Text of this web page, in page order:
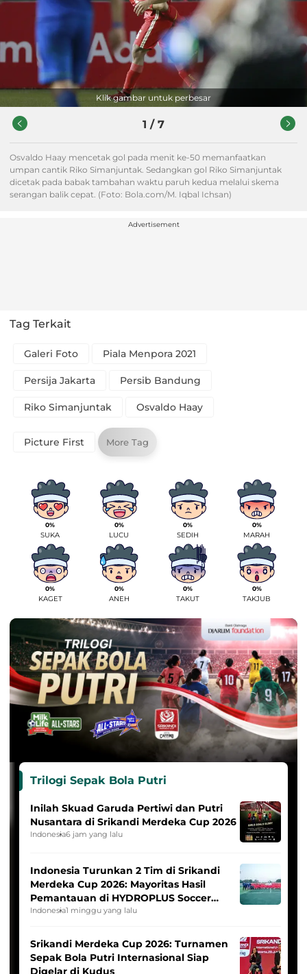
Klik gambar untuk perbesar
1 / 7
Osvaldo Haay mencetak gol pada menit ke-50 memanfaatkan
umpan cantik Riko Simanjuntak. Sedangkan gol Riko Simanjuntak
dicetak pada babak tambahan waktu paruh kedua melalui skema
serangan balik cepat. (Foto: Bola.com/M. Iqbal Ichsan)
Tag Terkait
Galeri Foto Piala Menpora 2021
Persija Jakarta Persib Bandung
Riko Simanjuntak Osvaldo Haay
Picture First More Tag
0%
SUKA
0%
LUCU
0%
SEDIH
0%
MARAH
0%
KAGET
0%
ANEH
0%
TAKUT
0%
TAKJUB
Trilogi Sepak Bola Putri
Inilah Skuad Garuda Pertiwi dan Putri
Nusantara di Srikandi Merdeka Cup 2026
Indonesia6 jam yang lalu
Indonesia Turunkan 2 Tim di Srikandi
Merdeka Cup 2026: Mayoritas Hasil
Pemantauan di HYDROPLUS Soccer
League
Indonesia1 minggu yang lalu
Srikandi Merdeka Cup 2026: Turnamen
Sepak Bola Putri Internasional Siap
Digelar di Kudus